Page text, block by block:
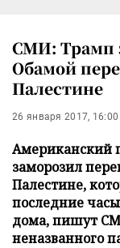
СМИ: Трамп
Обамой
Палестине
26 января 2017, 16:00
Американский
заморозил
Палестине,
последние
дома, пишут
неназванного